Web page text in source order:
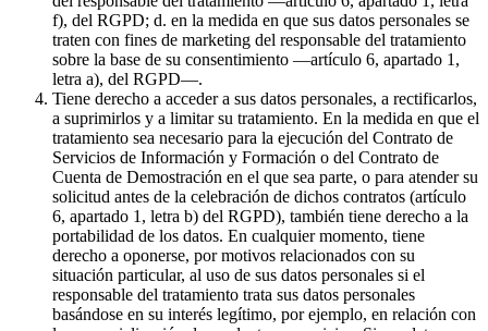
f), del RGPD; d. en la medida en que sus datos personales se
traten con fines de marketing del responsable del tratamiento
sobre la base de su consentimiento —artículo 6, apartado 1,
letra a), del RGPD—.
Tiene derecho a acceder a sus datos personales, a rectificarlos,
a suprimirlos y a limitar su tratamiento. En la medida en que el
tratamiento sea necesario para la ejecución del Contrato de
Servicios de Información y Formación o del Contrato de
Cuenta de Demostración en el que sea parte, o para atender su
solicitud antes de la celebración de dichos contratos (artículo
6, apartado 1, letra b) del RGPD), también tiene derecho a la
portabilidad de los datos. En cualquier momento, tiene
derecho a oponerse, por motivos relacionados con su
situación particular, al uso de sus datos personales si el
responsable del tratamiento trata sus datos personales
basándose en su interés legítimo, por ejemplo, en relación con